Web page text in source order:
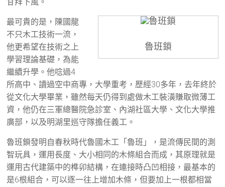
魯班鎖
最可貴的是，陳國龍
不只木工技術一流，
他更希望在技術之上
學習理論基礎，為能
繼續升學。他唸過4
所高中、讀過空中商專，大學重考，歷經30多年，去年終於
從文化大學畢業，雖然每天仍得到處做木工裝潢賺取微薄工
資，他仍在三軍總醫院急診室、內湖社區大學、文化大學推
廣部，以及明湖里巡守隊擔任義工。
魯班鎖發明自春秋時代魯國木工「魯班」，是流傳民間的測
智玩具，運用長度、大小相同的木條組合而成，其原理就是
運用古代建築中的榫卯結構，在連接時凸凹相接，最基本的
是6根組合，可以逐一往上增加木條，但要加上一根都相當